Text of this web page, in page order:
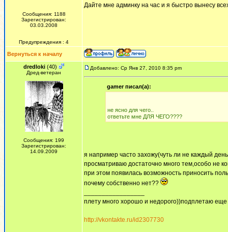
Сообщения: 1188
Зарегистрирован:
03.03.2008
Предупреждения : 4
Дайте мне админку на час и я быстро вынесу
Вернуться к началу
dredloki (40)
Дред-ветеран
Сообщения: 199
Зарегистрирован:
14.09.2009
Добавлено: Ср Янв 27, 2010 8:35 pm
gamer писал(а):
не ясно для чего..
ответьте мне ДЛЯ ЧЕГО????
я например часто захожу(чуть ли не каждый
просматриваю достаточно много тем,особо не
при этом появилась возможность приносить
почему собственно нет??
плету много хорошо и недорого))подплетаю
http://vkontakte.ru/id2307730